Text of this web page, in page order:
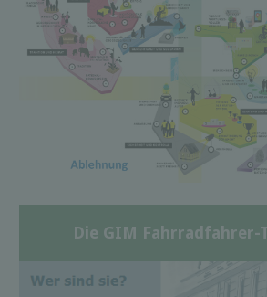
Die GIM Fahrradfahrer-